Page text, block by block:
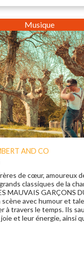
Musique
AND CO
de cœur, amoureux
classiques de la
MAUVAIS GARÇONS
scène avec humour et
à travers le temps. Ils
et leur énergie, ainsi